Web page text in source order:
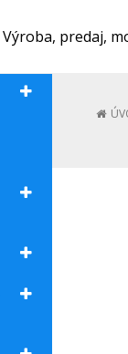
Výroba, predaj,